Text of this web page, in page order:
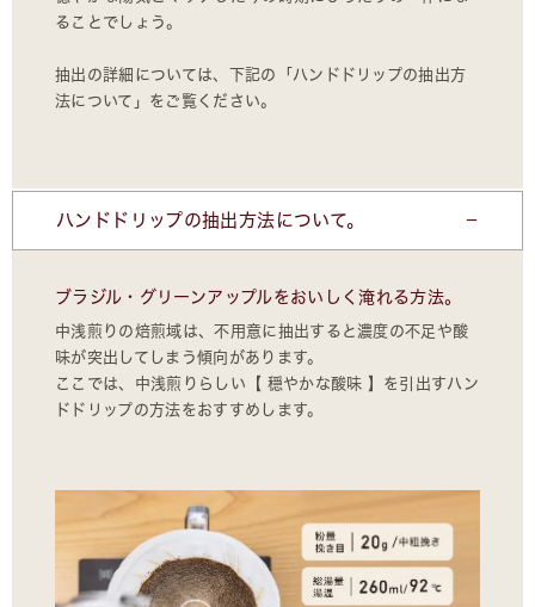
ることでしょう。
抽出の詳細については、下記の「ハンドドリップの抽出方
法について」をご覧ください。
ハンドドリップの抽出方法について。
ブラジル・グリーンアップルをおいしく淹れる方法。
中浅煎りの焙煎域は、不用意に抽出すると濃度の不足や酸
味が突出してしまう傾向があります。
ここでは、中浅煎りらしい【 穏やかな酸味 】を引出すハン
ドドリップの方法をおすすめします。